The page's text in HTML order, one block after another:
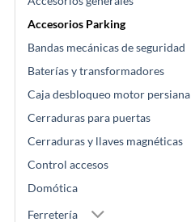
Accesorios Parking
Bandas mecánicas de seguridad
Baterías y transformadores
Caja desbloqueo motor persiana
Cerraduras para puertas
Cerraduras y llaves magnéticas
Control accesos
Domótica
Ferretería